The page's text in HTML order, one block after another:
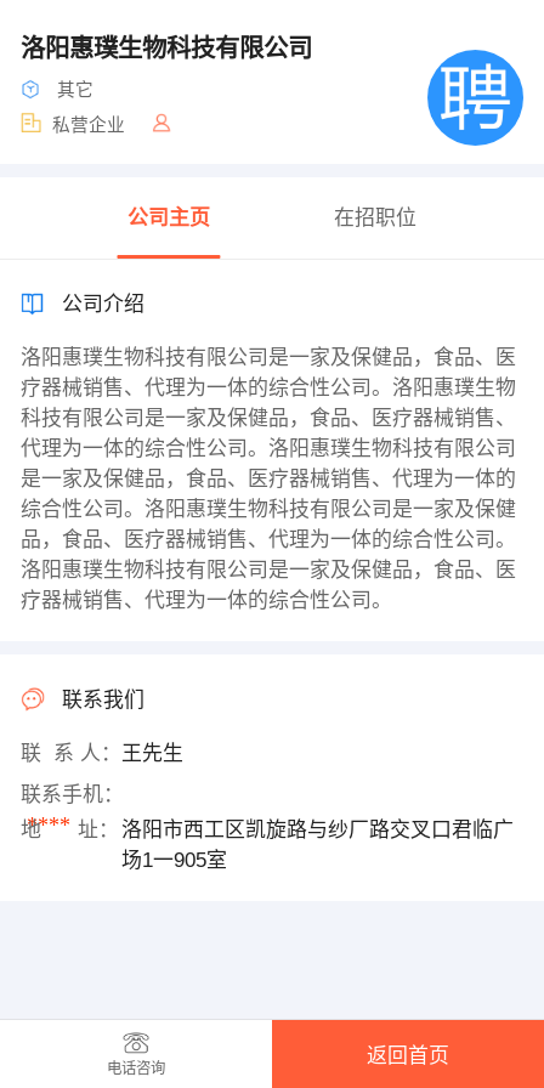
洛阳惠璞生物科技有限公司
其它
私营企业
公司主页 在招职位
公司介绍
洛阳惠璞生物科技有限公司是一家及保健品，食品、医
疗器械销售、代理为一体的综合性公司。洛阳惠璞生物
科技有限公司是一家及保健品，食品、医疗器械销售、
代理为一体的综合性公司。洛阳惠璞生物科技有限公司
是一家及保健品，食品、医疗器械销售、代理为一体的
综合性公司。洛阳惠璞生物科技有限公司是一家及保健
品，食品、医疗器械销售、代理为一体的综合性公司。
洛阳惠璞生物科技有限公司是一家及保健品，食品、医
疗器械销售、代理为一体的综合性公司。
联系我们
联 系 人： 王先生
联系手机：
****
地 址：
洛阳市西工区凯旋路与纱厂路交叉口君临广
场1一905室
电话咨询
返回首页